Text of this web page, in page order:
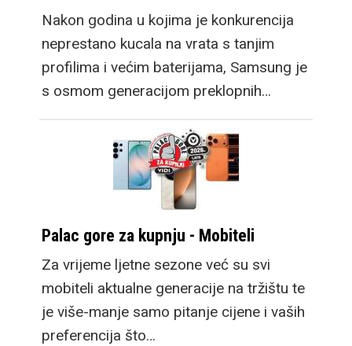
Nakon godina u kojima je konkurencija
neprestano kucala na vrata s tanjim
profilima i većim baterijama, Samsung je
s osmom generacijom preklopnih…
Palac gore za kupnju - Mobiteli
Za vrijeme ljetne sezone već su svi
mobiteli aktualne generacije na tržištu te
je više-manje samo pitanje cijene i vaših
preferencija što…